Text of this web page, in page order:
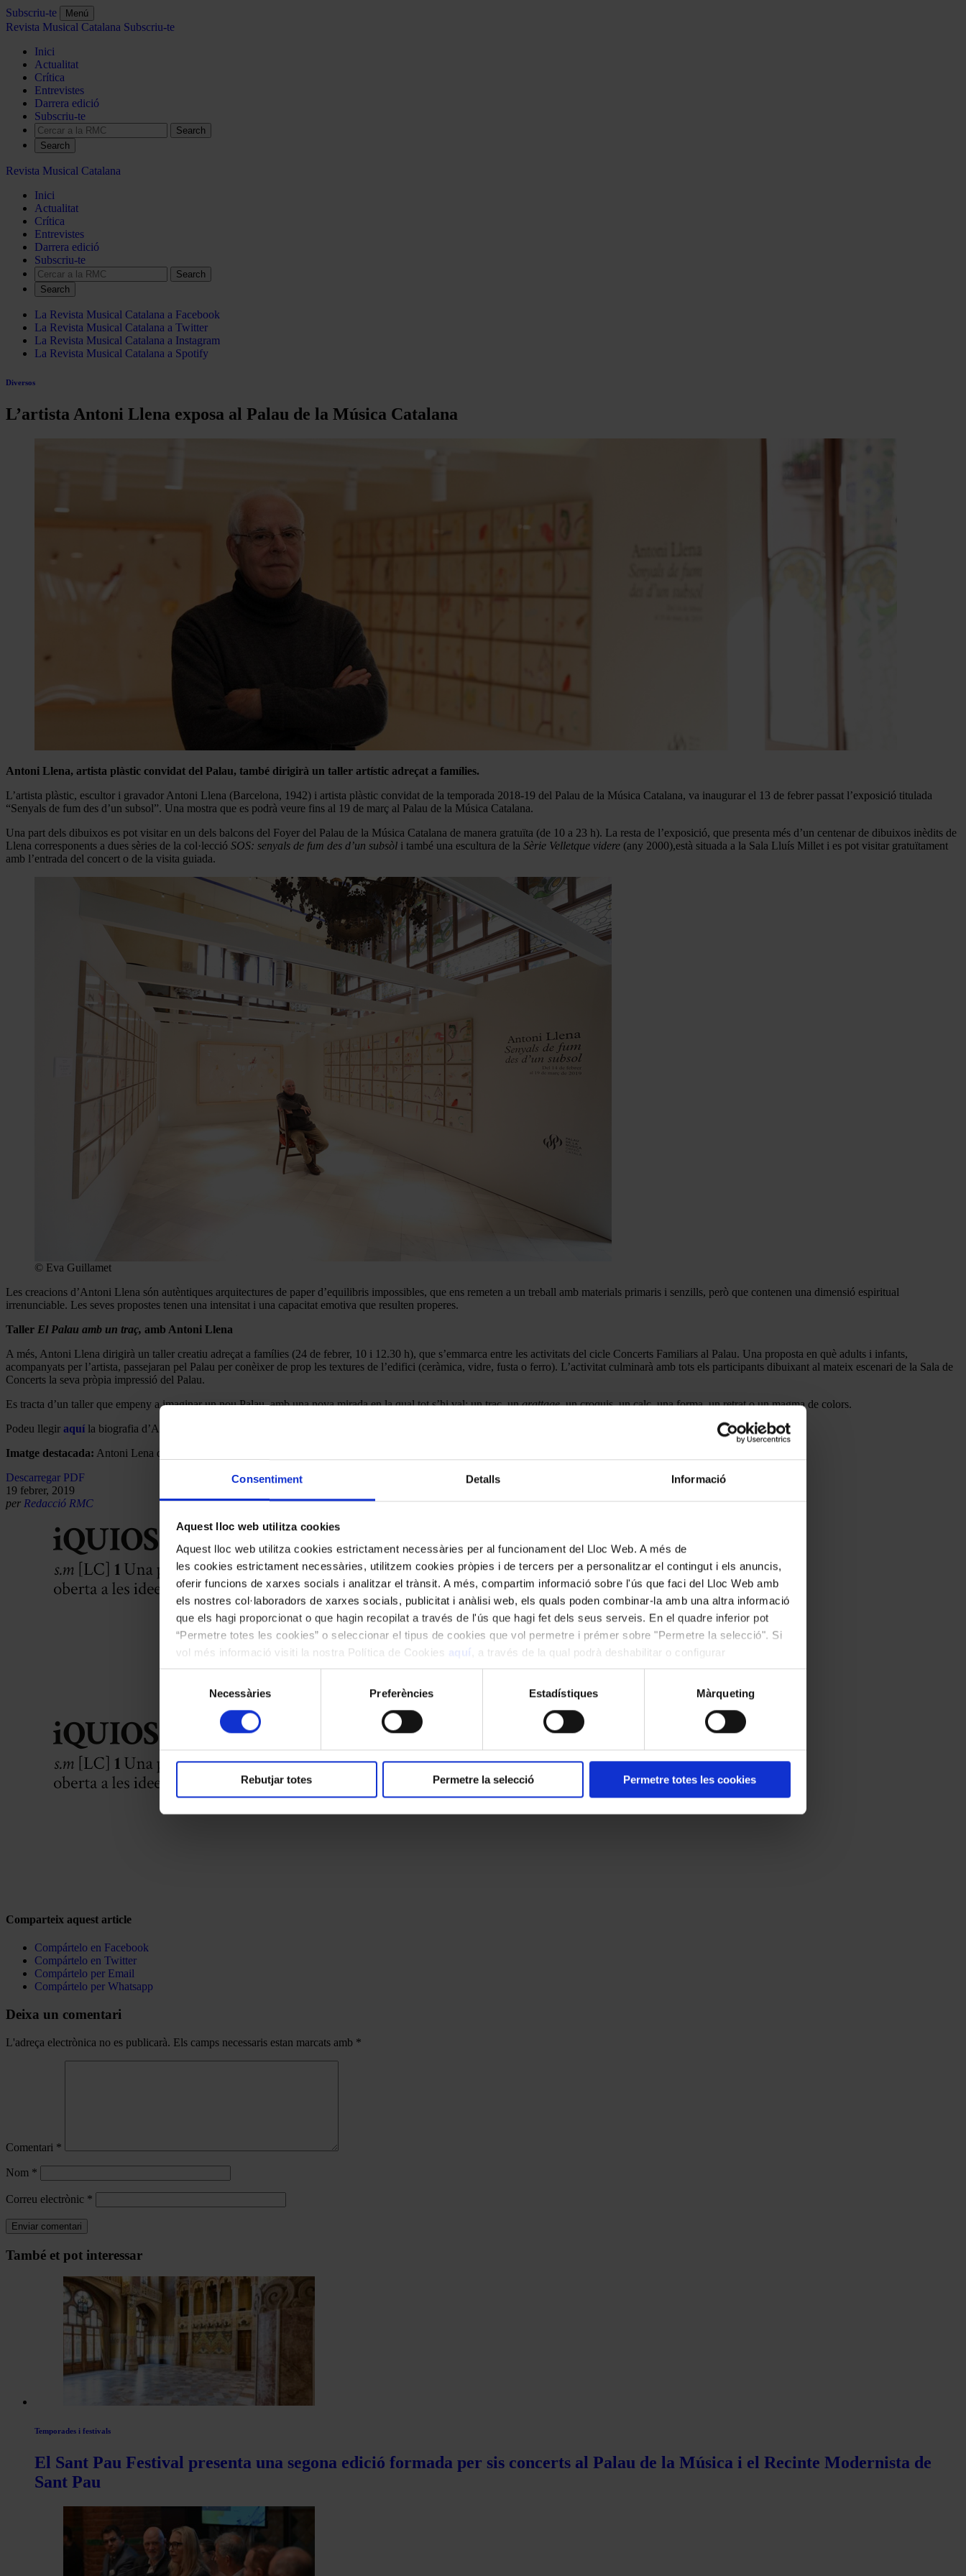
Consentiment Detalls Informació
Aquest lloc web utilitza cookies
Aquest lloc web utilitza cookies estrictament necessàries per al funcionament del Lloc Web. A més de
les cookies estrictament necessàries, utilitzem cookies pròpies i de tercers per a personalitzar el contingut i els anuncis,
oferir funcions de xarxes socials i analitzar el trànsit. A més, compartim informació sobre l'ús que faci del Lloc Web amb
els nostres col·laboradors de xarxes socials, publicitat i anàlisi web, els quals poden combinar-la amb una altra informació
que els hagi proporcionat o que hagin recopilat a través de l'ús que hagi fet dels seus serveis. En el quadre inferior pot
“Permetre totes les cookies” o seleccionar el tipus de cookies que vol permetre i prémer sobre "Permetre la selecció". Si
vol més informació visiti la nostra Política de Cookies aquí
, a través de la qual podrà deshabilitar o configurar
les cookies en qualsevol moment.
consentiment
Necessàries Preferències Estadístiques Màrqueting
Rebutjar totes Permetre la selecció Permetre totes les cookies
Subscriu-te Menú
Revista Musical Catalana Subscriu-te
Inici
Actualitat
Crítica
Entrevistes
Darrera edició
Subscriu-te
Search
Revista Musical Catalana
Inici
Actualitat
Crítica
Entrevistes
Darrera edició
Subscriu-te
Search
La Revista Musical Catalana a Facebook
La Revista Musical Catalana a Twitter
La Revista Musical Catalana a Instagram
La Revista Musical Catalana a Spotify
Diversos
L’artista Antoni Llena exposa al Palau de la Música Catalana
Antoni Llena, artista plàstic convidat del Palau, també dirigirà un taller artístic adreçat a famílies .
L’artista plàstic, escultor i gravador Antoni Llena (Barcelona, 1942) i artista plàstic convidat de la temporada 2018-19 del Palau de la Música Catalana, va inaugurar el 13 de febrer passat l’exposició titulada
“Senyals de fum des d’un subsol”. Una mostra que es podrà veure fins al 19 de març al Palau de la Música Catalana.
Una part dels dibuixos es pot visitar en un dels balcons del Foyer del Palau de la Música Catalana de manera gratuïta (de 10 a 23 h). La resta de l’exposició, que presenta més d’un centenar de dibuixos inèdits de
Llena corresponents a dues sèries de la col·lecció SOS: senyals de fum des d’un subsòl i també una escultura de la Sèrie Velletque videre (any 2000),està situada a la Sala Lluís Millet i es pot visitar gratuïtament
amb l’entrada del concert o de la visita guiada.
© Eva Guillamet
Les creacions d’Antoni Llena són autèntiques arquitectures de paper d’equilibris impossibles, que ens remeten a un treball amb materials primaris i senzills, però que contenen una dimensió espiritual
irrenunciable. Les seves propostes tenen una intensitat i una capacitat emotiva que resulten properes.
Taller El Palau amb un traç, amb Antoni Llena
A més, Antoni Llena dirigirà un taller creatiu adreçat a famílies (24 de febrer, 10 i 12.30 h), que s’emmarca entre les activitats del cicle Concerts Familiars al Palau. Una proposta en què adults i infants,
acompanyats per l’artista, passejaran pel Palau per conèixer de prop les textures de l’edifici (ceràmica, vidre, fusta o ferro). L’activitat culminarà amb tots els participants dibuixant al mateix escenari de la Sala de
Concerts la seva pròpia impressió del Palau.
Es tracta d’un taller que empeny a imaginar un nou Palau, amb una nova mirada en la qual tot s’hi val: un traç, ungrattage, un croquis, un calc, una forma, un retrat o un magma de colors.
Podeu llegir aquí la biografia d’Antoni Llena.
Imatge destacada: Antoni Lena davant l’exposició a la sala Lluís Millet del Palau de la Música Catalana. © Eva Guillamet
Descarregar PDF
19 febrer, 2019
per Redacció RMC
Comparteix aquest article
Compártelo en Facebook
Compártelo en Twitter
Compártelo per Email
Compártelo per Whatsapp
Deixa un comentari
L'adreça electrònica no es publicarà. Els camps necessaris estan marcats amb *
Comentari *
Nom *
Correu electrònic *
Navegar
També et pot interessar
Temporades i festivals
El Sant Pau Festival presenta una segona edició formada per sis concerts al Palau de la Música i el Recinte Modernista de
Sant Pau